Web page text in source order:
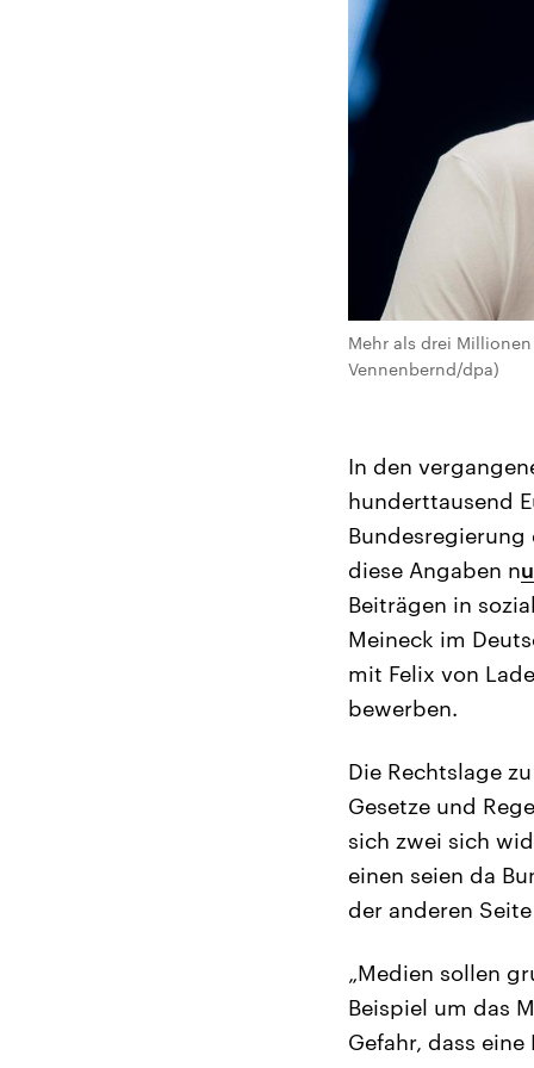
Mehr als drei
Vennenbernd/dpa)
In den
hunderttausend
Bundesregierung
diese Angaben n
Beiträgen in
Meineck im
mit Felix von
bewerben.
Die Rechtslage
Gesetze und
sich zwei sich
einen seien da
der anderen
„Medien sollen
Beispiel um das
Gefahr, dass